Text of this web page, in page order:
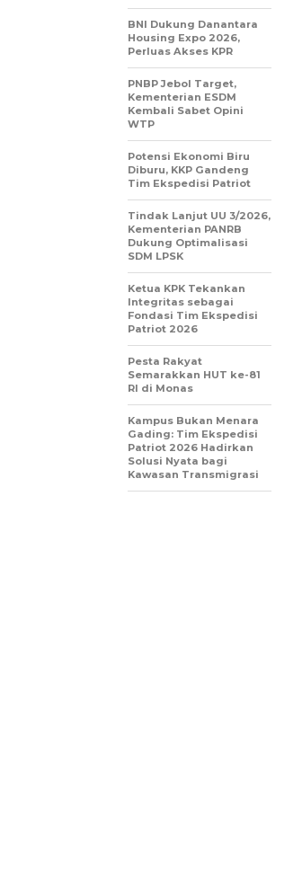
BNI Dukung Danantara
Housing Expo 2026,
Perluas Akses KPR
PNBP Jebol Target,
Kementerian ESDM
Kembali Sabet Opini
WTP
Potensi Ekonomi Biru
Diburu, KKP Gandeng
Tim Ekspedisi Patriot
Tindak Lanjut UU 3/2026,
Kementerian PANRB
Dukung Optimalisasi
SDM LPSK
Ketua KPK Tekankan
Integritas sebagai
Fondasi Tim Ekspedisi
Patriot 2026
Pesta Rakyat
Semarakkan HUT ke-81
RI di Monas
Kampus Bukan Menara
Gading: Tim Ekspedisi
Patriot 2026 Hadirkan
Solusi Nyata bagi
Kawasan Transmigrasi